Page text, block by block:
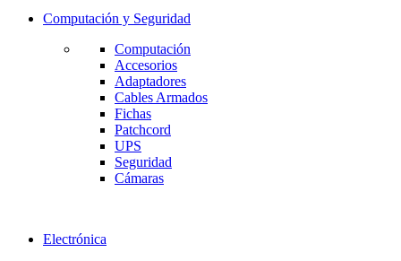
Computación y Seguridad
Computación
Accesorios
Adaptadores
Cables Armados
Fichas
Patchcord
UPS
Seguridad
Cámaras
Electrónica